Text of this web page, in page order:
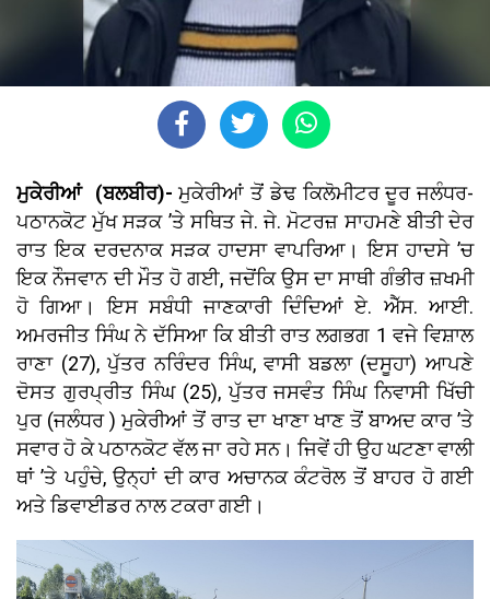
ਮੁਕੇਰੀਆਂ (ਬਲਬੀਰ)-ਮੁਕੇਰੀਆਂ ਤੋਂ ਡੇਢ ਕਿਲੋਮੀਟਰ ਦੂਰ ਜਲੰਧਰ-
ਪਠਾਨਕੋਟ ਮੁੱਖ ਸੜਕ ’ਤੇ ਸਥਿਤ ਜੇ. ਜੇ. ਮੋਟਰਜ਼ ਸਾਹਮਣੇ ਬੀਤੀ ਦੇਰ
ਰਾਤ ਇਕ ਦਰਦਨਾਕ ਸੜਕ ਹਾਦਸਾ ਵਾਪਰਿਆ। ਇਸ ਹਾਦਸੇ ’ਚ
ਇਕ ਨੌਜਵਾਨ ਦੀ ਮੌਤ ਹੋ ਗਈ, ਜਦੋਂਕਿ ਉਸ ਦਾ ਸਾਥੀ ਗੰਭੀਰ ਜ਼ਖਮੀ
ਹੋ ਗਿਆ। ਇਸ ਸਬੰਧੀ ਜਾਣਕਾਰੀ ਦਿੰਦਿਆਂ ਏ. ਐੱਸ. ਆਈ.
ਅਮਰਜੀਤ ਸਿੰਘ ਨੇ ਦੱਸਿਆ ਕਿ ਬੀਤੀ ਰਾਤ ਲਗਭਗ 1 ਵਜੇ ਵਿਸ਼ਾਲ
ਰਾਣਾ (27), ਪੁੱਤਰ ਨਰਿੰਦਰ ਸਿੰਘ, ਵਾਸੀ ਬਡਲਾ (ਦਸੂਹਾ) ਆਪਣੇ
ਦੋਸਤ ਗੁਰਪ੍ਰੀਤ ਸਿੰਘ (25), ਪੁੱਤਰ ਜਸਵੰਤ ਸਿੰਘ ਨਿਵਾਸੀ ਖਿੱਚੀ
ਪੁਰ (ਜਲੰਧਰ ) ਮੁਕੇਰੀਆਂ ਤੋਂ ਰਾਤ ਦਾ ਖਾਣਾ ਖਾਣ ਤੋਂ ਬਾਅਦ ਕਾਰ ’ਤੇ
ਸਵਾਰ ਹੋ ਕੇ ਪਠਾਨਕੋਟ ਵੱਲ ਜਾ ਰਹੇ ਸਨ। ਜਿਵੇਂ ਹੀ ਉਹ ਘਟਣਾ ਵਾਲੀ
ਥਾਂ ’ਤੇ ਪਹੁੰਚੇ, ਉਨ੍ਹਾਂ ਦੀ ਕਾਰ ਅਚਾਨਕ ਕੰਟਰੋਲ ਤੋਂ ਬਾਹਰ ਹੋ ਗਈ
ਅਤੇ ਡਿਵਾਈਡਰ ਨਾਲ ਟਕਰਾ ਗਈ।